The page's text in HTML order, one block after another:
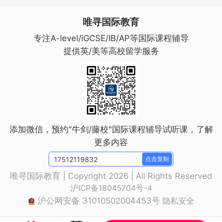
唯寻国际教育
专注A-level/iGCSE/IB/AP等国际课程辅导
提供英/美等高校留学服务
添加微信，预约"牛剑/藤校"国际课程辅导试听课，了解
更多内容
点击复制
唯寻国际教育 | Copyright 2026 | All Rights Reserved
沪ICP备18045704号-4
沪公网安备 31010502004453号 隐私安全